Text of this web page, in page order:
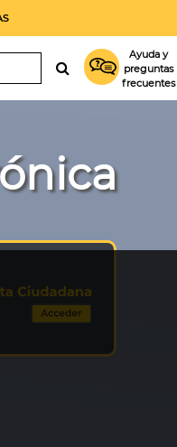
Ayuda y
preguntas
frecuentes